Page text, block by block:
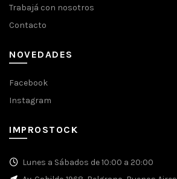
Trabajá con nosotros
Contacto
NOVEDADES
Facebook
Instagram
IMPROSTOCK
Lunes a Sábados de 10:00 a 20:00